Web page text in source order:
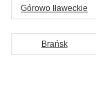
Górowo Iławeckie
Brańsk